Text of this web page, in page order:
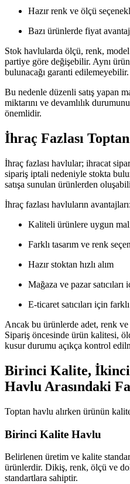
Hazır renk ve ölçü
Bazı ürünlerde fiyat
Stok havlularda ölçü, renk,
partiye göre değişebilir. Aynı
bulunacağı garanti edilemeyebilir.
Bu nedenle düzenli satış yapan
miktarını ve devamlılık
önemlidir.
İhraç Fazlası
İhraç fazlası havlular; ihracat
sipariş iptali nedeniyle stokta
satışa sunulan ürünlerden
İhraç fazlası havluların avantajları:
Kaliteli ürünlere uygun
Farklı tasarım ve renk
Hazır stoktan hızlı alım
Mağaza ve pazar satıcıları
E-ticaret satıcıları için
Ancak bu ürünlerde adet, renk ve
Sipariş öncesinde ürün kalitesi,
kusur durumu açıkça kontrol
Birinci Kalite,
Havlu Arasındaki
Toptan havlu alırken ürünün
Birinci Kalite Havlu
Belirlenen üretim ve kalite
ürünlerdir. Dikiş, renk, ölçü ve
standartlara sahiptir.